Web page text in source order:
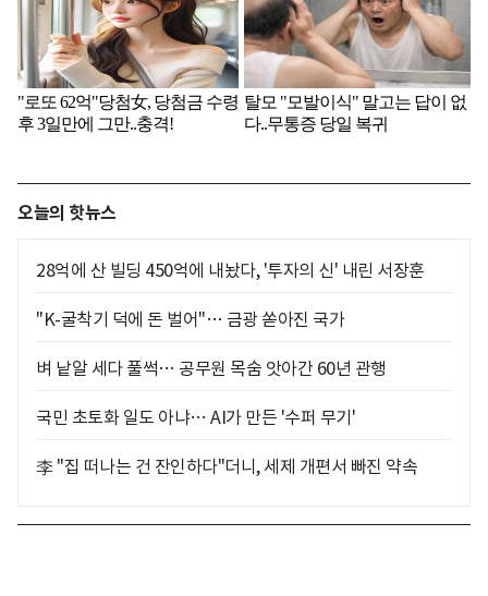
오늘의 핫뉴스
28억에 산 빌딩 450억에 내놨다, '투자의 신' 내린 서장훈
"K-굴착기 덕에 돈 벌어"… 금광 쏟아진 국가
벼 낱알 세다 풀썩… 공무원 목숨 앗아간 60년 관행
국민 초토화 일도 아냐… AI가 만든 '수퍼 무기'
李 "집 떠나는 건 잔인하다"더니, 세제 개편서 빠진 약속